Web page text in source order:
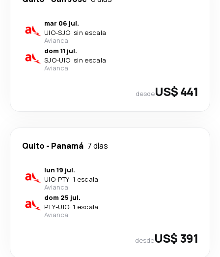
mar 06 jul.
UIO-SJO· sin escala
Avianca
dom 11 jul.
SJO-UIO· sin escala
Avianca
desdeUS$ 441
Quito - Panamá 7 días
lun 19 jul.
UIO-PTY· 1 escala
Avianca
dom 25 jul.
PTY-UIO· 1 escala
Avianca
desdeUS$ 391